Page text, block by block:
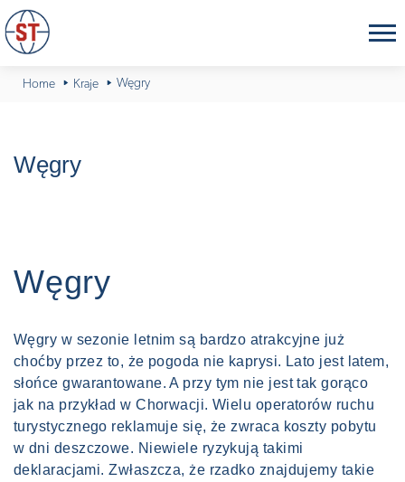
Home Kraje Węgry
Węgry
Węgry
Węgry w sezonie letnim są bardzo atrakcyjne już
choćby przez to, że pogoda nie kaprysi. Lato jest latem,
słońce gwarantowane. A przy tym nie jest tak gorąco
jak na przykład w Chorwacji. Wielu operatorów ruchu
turystycznego reklamuje się, że zwraca koszty pobytu
w dni deszczowe. Niewiele ryzykują takimi
deklaracjami. Zwłaszcza, że rzadko znajdujemy takie